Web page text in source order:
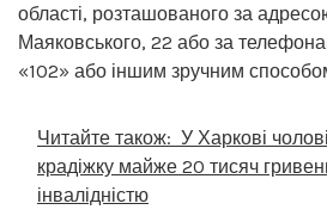
області, розташованого за
Маяковського, 22 або за
«102» або іншим зручним
Читайте також: У Харкові
крадіжку майже 20 тисяч
інвалідністю